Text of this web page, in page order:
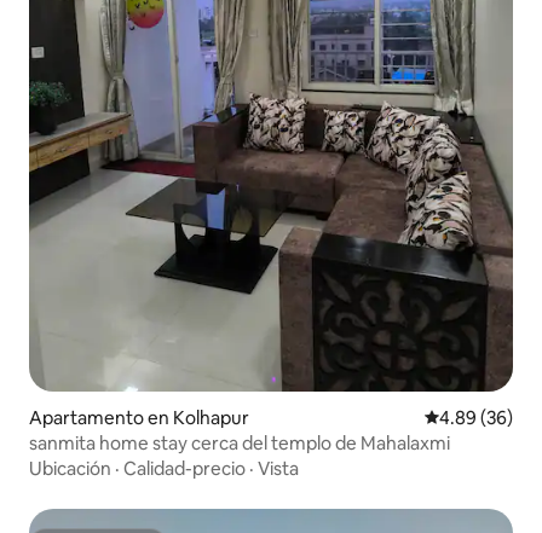
Apartamento en Kolhapur Calificación
4.89 (36)
sanmita home stay cerca del templo de Mahalaxmi
Ubicación · Calidad-precio · Vista